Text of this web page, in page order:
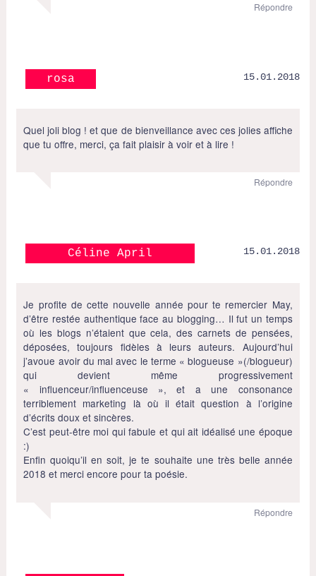
Répondre
rosa 15.01.2018
Quel joli blog ! et que de bienveillance avec ces jolies affiche
que tu offre, merci, ça fait plaisir à voir et à lire !
Répondre
Céline April 15.01.2018
Je profite de cette nouvelle année pour te remercier May,
d’être restée authentique face au blogging… Il fut un temps
où les blogs n’étaient que cela, des carnets de pensées,
déposées, toujours fidèles à leurs auteurs. Aujourd’hui
j’avoue avoir du mal avec le terme « blogueuse »(/blogueur)
qui devient même progressivement
« influenceur/influenceuse », et a une consonance
terriblement marketing là où il était question à l’origine
d’écrits doux et sincères.
C’est peut-être moi qui fabule et qui ait idéalisé une époque
:)
Enfin quoiqu’il en soit, je te souhaite une très belle année
2018 et merci encore pour ta poésie.
Répondre